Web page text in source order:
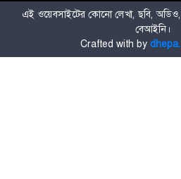
এই ওয়েবসাইটের কোনো লেখা, ছবি, অডিও,
বেআইনি।
Crafted with by